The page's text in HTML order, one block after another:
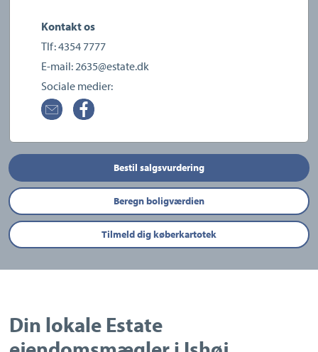
Kontakt os
Tlf:4354 7777
E-mail:2635@estate.dk
Sociale medier:
Bestil salgsvurdering
Beregn boligværdien
Tilmeld dig køberkartotek
Din lokale Estate